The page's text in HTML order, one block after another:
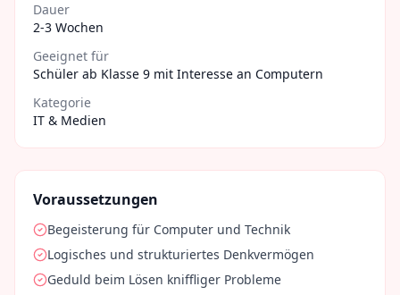
Dauer
2-3 Wochen
Geeignet für
Schüler ab Klasse 9 mit Interesse an Computern
Kategorie
IT & Medien
Voraussetzungen
Begeisterung für Computer und Technik
Logisches und strukturiertes Denkvermögen
Geduld beim Lösen kniffliger Probleme